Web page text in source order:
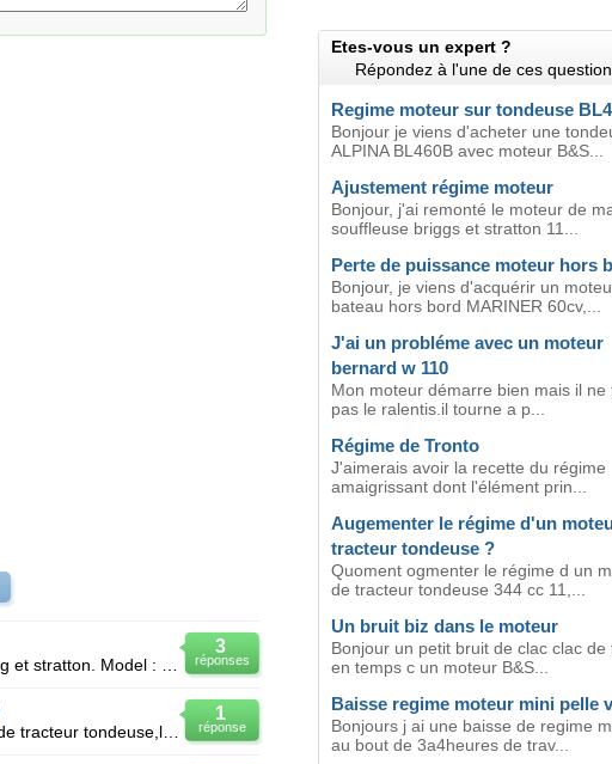
3
réponses
1
réponse
Bonjour,j'ai un problème de regime sur mon moteur de tracteur tondeuse,le regime est irregulier tant
Etes-vous un expert ?
Répondez à l'une de ces
Regime moteur sur tondeuse
Bonjour je viens d'acheter une
ALPINA BL460B avec moteur B&S...
Ajustement régime moteur
Bonjour, j'ai remonté le moteur de
souffleuse briggs et stratton 11...
Perte de puissance moteur hors
Bonjour, je viens d'acquérir un
bateau hors bord MARINER 60cv,...
J'ai un probléme avec un moteur
bernard w 110
Mon moteur démarre bien mais il ne
pas le ralentis.il tourne a p...
Régime de Tronto
J'aimerais avoir la recette du régime
amaigrissant dont l'élément prin...
Augementer le régime d'un
tracteur tondeuse ?
Quoment ogmenter le régime d un
de tracteur tondeuse 344 cc 11,...
Un bruit biz dans le moteur
Bonjour un petit bruit de clac clac de
en temps c un moteur B&S...
Baisse regime moteur mini pelle
Bonjours j ai une baisse de regime
au bout de 3a4heures de trav...